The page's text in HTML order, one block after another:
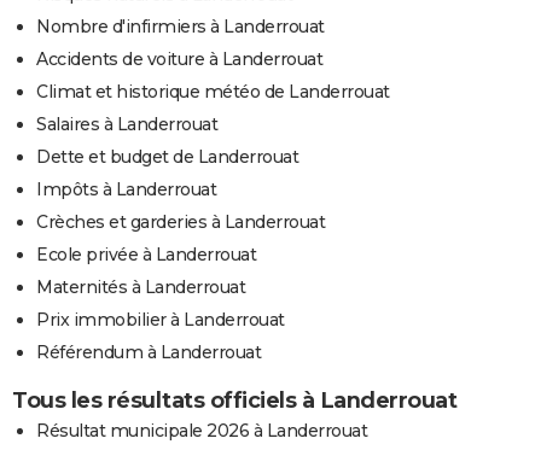
Nombre d'infirmiers à Landerrouat
Accidents de voiture à Landerrouat
Climat et historique météo de Landerrouat
Salaires à Landerrouat
Dette et budget de Landerrouat
Impôts à Landerrouat
Crèches et garderies à Landerrouat
Ecole privée à Landerrouat
Maternités à Landerrouat
Prix immobilier à Landerrouat
Référendum à Landerrouat
Tous les résultats officiels à Landerrouat
Résultat municipale 2026 à Landerrouat